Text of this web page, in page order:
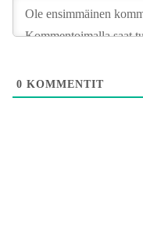
0 KOMMENTIT